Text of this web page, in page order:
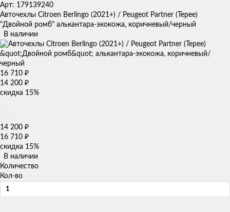
Арт: 179139240
Авточехлы Citroen Berlingo (2021+) / Peugeot Partner (Tepee)
"Двойной ромб" алькантара-экокожа, коричневый/черный
В наличии
16 710 ₽
14 200 ₽
скидка 15%
14 200 ₽
16 710 ₽
скидка 15%
В наличии
Количество
Кол-во